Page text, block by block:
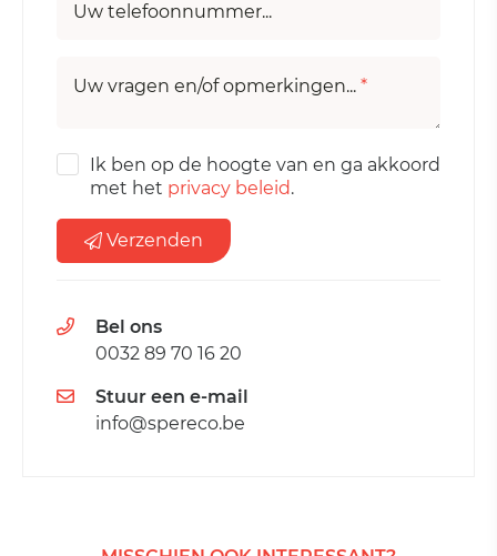
Uw telefoonnummer...
Uw vragen en/of opmerkingen... *
Ik ben op de hoogte van en ga akkoord
met het privacy beleid.
Verzenden
Bel ons
0032 89 70 16 20
Stuur een e-mail
info@spereco.be